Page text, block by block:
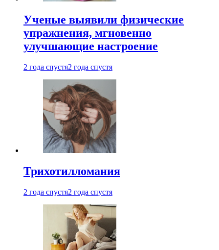
Ученые выявили физические
упражнения, мгновенно
улучшающие настроение
2 года спустя2 года спустя
Трихотилломания
2 года спустя2 года спустя